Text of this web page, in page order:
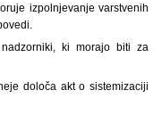
izpolnjevanje varstvenih
ki morajo biti za
določa akt o sistemizaciji